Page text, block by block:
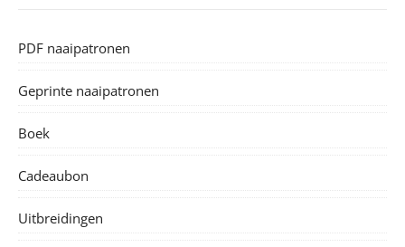
PDF naaipatronen
Geprinte naaipatronen
Boek
Cadeaubon
Uitbreidingen